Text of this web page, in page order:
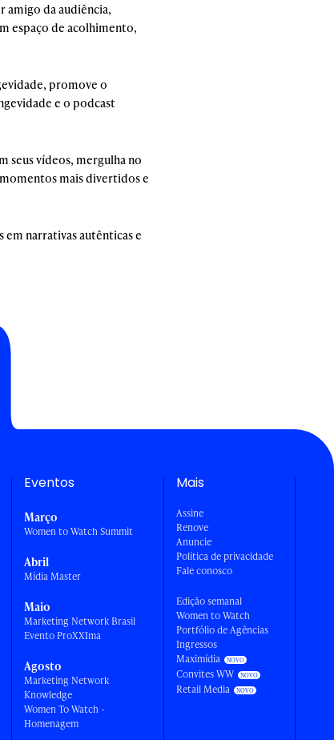
amigo da audiência,
espaço de acolhimento,
promove o
e o podcast
seus vídeos, mergulha no
mais divertidos e
narrativas autênticas e
Eventos
Março
Women to Watch Summit
Abril
Mídia Master
Maio
Marketing Network Brasil
Evento ProXXIma
Agosto
Marketing Network
Knowledge
Women To Watch -
Homenagem
Mais
Assine
Renove
Anuncie
Política de privacidade
Fale conosco
Edição semanal
Women to Watch
Portfólio de Agências
Ingressos
Maximídia
Convites WW
Retail Media